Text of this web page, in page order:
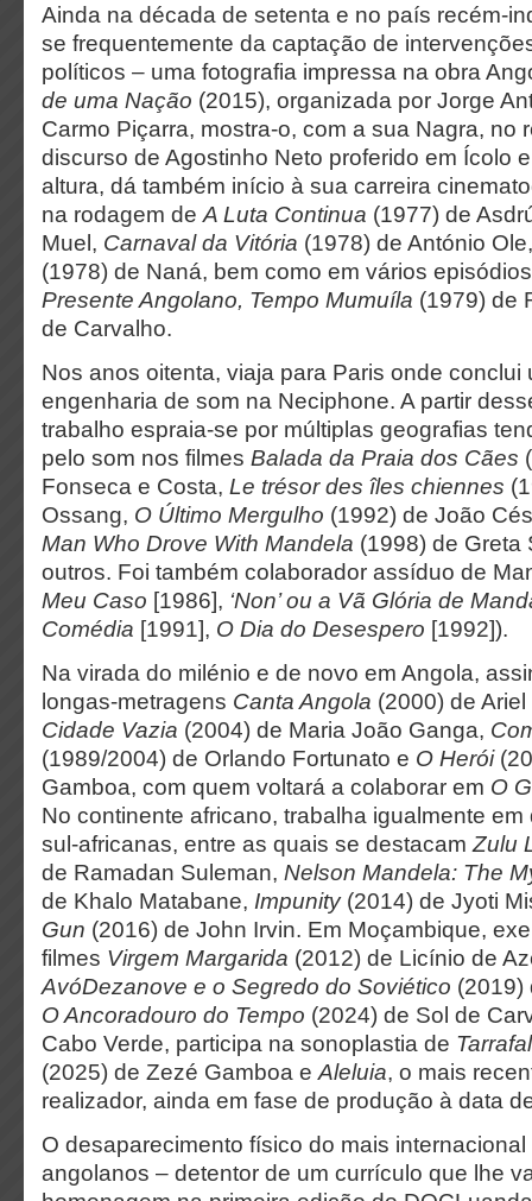
Ainda na década de setenta e no país recém-
se frequentemente da captação de
políticos – uma fotografia impressa na obra
de uma Nação (2015), organizada por Jorge
Carmo Piçarra, mostra-o, com a sua Nagra, no
discurso de Agostinho Neto proferido em Ícolo
altura, dá também início à sua carreira
na rodagem de A Luta Continua (1977) de
Muel, Carnaval da Vitória (1978) de António
(1978) de Naná, bem como em vários
Presente Angolano, Tempo Mumuíla (1979) de
de Carvalho.
Nos anos oitenta, viaja para Paris onde conclui
engenharia de som na Neciphone. A partir
trabalho espraia-se por múltiplas geografias
pelo som nos filmes Balada da Praia dos Cães
Fonseca e Costa, Le trésor des îles chiennes
Ossang, O Último Mergulho (1992) de João
Man Who Drove With Mandela (1998) de Greta
outros. Foi também colaborador assíduo de
Meu Caso [1986], ‘Non’ ou a Vã Glória de
Comédia [1991], O Dia do Desespero [1992]).
Na virada do milénio e de novo em Angola,
longas-metragens Canta Angola (2000) de
Cidade Vazia (2004) de Maria João Ganga,
(1989/2004) de Orlando Fortunato e O Herói
Gamboa, com quem voltará a colaborar em O
No continente africano, trabalha igualmente
sul-africanas, entre as quais se destacam Zulu
de Ramadan Suleman, Nelson Mandela: The
de Khalo Matabane, Impunity(2014) de Jyoti
Gun (2016) de John Irvin. Em Moçambique,
filmes Virgem Margarida (2012) de Licínio de
AvóDezanove e o Segredo do Soviético (2019)
O Ancoradouro do Tempo (2024) de Sol de
Cabo Verde, participa na sonoplastia de
(2025) de Zezé Gamboa e Aleluia, o mais
realizador, ainda em fase de produção à data
O desaparecimento físico do mais
angolanos – detentor de um currículo que lhe